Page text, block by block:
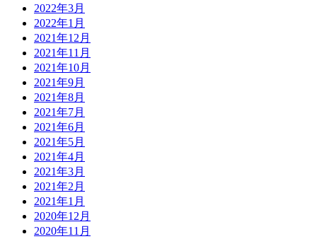
2022年3月
2022年1月
2021年12月
2021年11月
2021年10月
2021年9月
2021年8月
2021年7月
2021年6月
2021年5月
2021年4月
2021年3月
2021年2月
2021年1月
2020年12月
2020年11月